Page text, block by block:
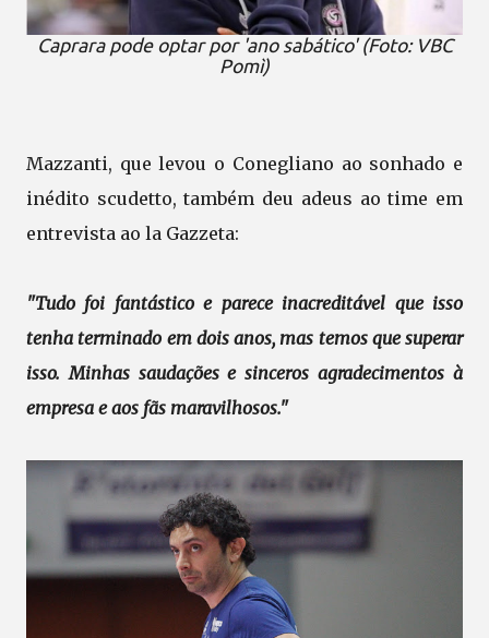
Caprara pode optar por 'ano sabático' (Foto: VBC
Pomì)
Mazzanti, que levou o Conegliano ao sonhado e
inédito scudetto, também deu adeus ao time em
entrevista ao la Gazzeta:
"Tudo foi fantástico e parece inacreditável que isso
tenha terminado em dois anos, mas temos que superar
isso. Minhas saudações e sinceros agradecimentos à
empresa e aos fãs maravilhosos."